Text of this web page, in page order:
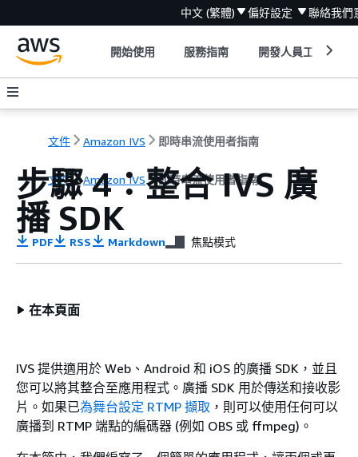
中文 (繁體) 偏好設定 聯絡我們
開始使用 服務指南 開發人員工具
文件 Amazon IVS 即時串流使用者指南
文件 Amazon IVS 即時串流使用者指南
步驟 4：整合 IVS 廣
播 SDK
PDF RSS Markdown 焦點模式
在本頁面
IVS 提供適用於 Web、Android 和 iOS 的廣播 SDK，並且
您可以將其整合至應用程式。廣播 SDK 用於傳送和接收影
片。如果已為舞台設定 RTMP 擷取 ，則可以使用任何可以
廣播到 RTMP 端點的編碼器 (例如 OBS 或 ffmpeg)。